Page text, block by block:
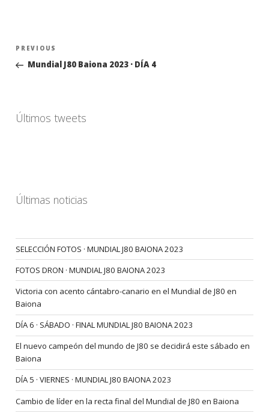
Navegación
entradas
Previous
Post
PREVIOUS
Mundial J80 Baiona 2023 · DÍA 4
Últimos tweets
Últimas noticias
SELECCIÓN FOTOS · MUNDIAL J80 BAIONA 2023
FOTOS DRON · MUNDIAL J80 BAIONA 2023
Victoria con acento cántabro-canario en el Mundial de J80 en
Baiona
DÍA 6 · SÁBADO · FINAL MUNDIAL J80 BAIONA 2023
El nuevo campeón del mundo de J80 se decidirá este sábado en
Baiona
DÍA 5 · VIERNES · MUNDIAL J80 BAIONA 2023
Cambio de líder en la recta final del Mundial de J80 en Baiona